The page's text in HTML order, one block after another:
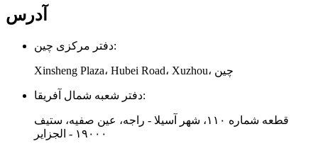
آدرس
دفتر مرکزی چین:
Xinsheng Plaza، Hubei Road، Xuzhou، چین
دفتر شعبه شمال آفریقا:
قطعه شماره ۱۱۰، شهر آسیلا - راجه، عین صفیه، ستیف
۱۹۰۰۰ - الجزایر